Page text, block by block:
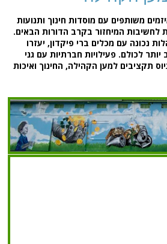
משותפים עם מוסדות חינוך ותנועות
המיחזור בקרב הדורות הבאים.
עם מכלים ברי פיקדון, יעזרו
לכולם. פעילויות חברתיות עם גני
תקציבים למען הקהילה, החינוך ואיכות